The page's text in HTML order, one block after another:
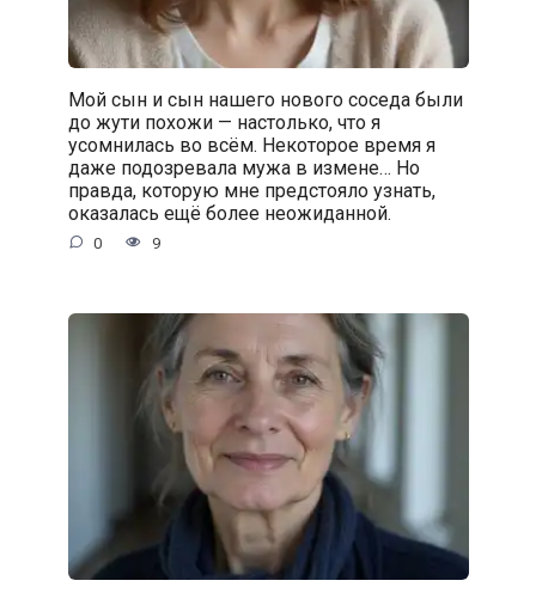
Мой сын и сын нашего нового соседа были
до жути похожи — настолько, что я
усомнилась во всём. Некоторое время я
даже подозревала мужа в измене… Но
правда, которую мне предстояло узнать,
оказалась ещё более неожиданной.
0 9